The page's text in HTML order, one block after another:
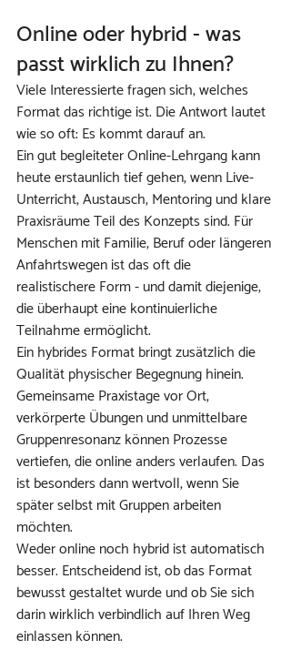
Online oder hybrid - was
passt wirklich zu Ihnen?
Viele Interessierte fragen sich, welches
Format das richtige ist. Die Antwort lautet
wie so oft: Es kommt darauf an.
Ein gut begleiteter Online-Lehrgang kann
heute erstaunlich tief gehen, wenn Live-
Unterricht, Austausch, Mentoring und klare
Praxisräume Teil des Konzepts sind. Für
Menschen mit Familie, Beruf oder längeren
Anfahrtswegen ist das oft die
realistischere Form - und damit diejenige,
die überhaupt eine kontinuierliche
Teilnahme ermöglicht.
Ein hybrides Format bringt zusätzlich die
Qualität physischer Begegnung hinein.
Gemeinsame Praxistage vor Ort,
verkörperte Übungen und unmittelbare
Gruppenresonanz können Prozesse
vertiefen, die online anders verlaufen. Das
ist besonders dann wertvoll, wenn Sie
später selbst mit Gruppen arbeiten
möchten.
Weder online noch hybrid ist automatisch
besser. Entscheidend ist, ob das Format
bewusst gestaltet wurde und ob Sie sich
darin wirklich verbindlich auf Ihren Weg
einlassen können.